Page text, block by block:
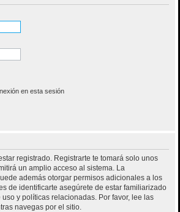
en esta sesión
registrado. Registrarte te tomará solo unos
un amplio acceso al sistema. La
además otorgar permisos adicionales a los
de identificarte asegúrete de estar familiarizado
y políticas relacionadas. Por favor, lee las
navegas por el sitio.